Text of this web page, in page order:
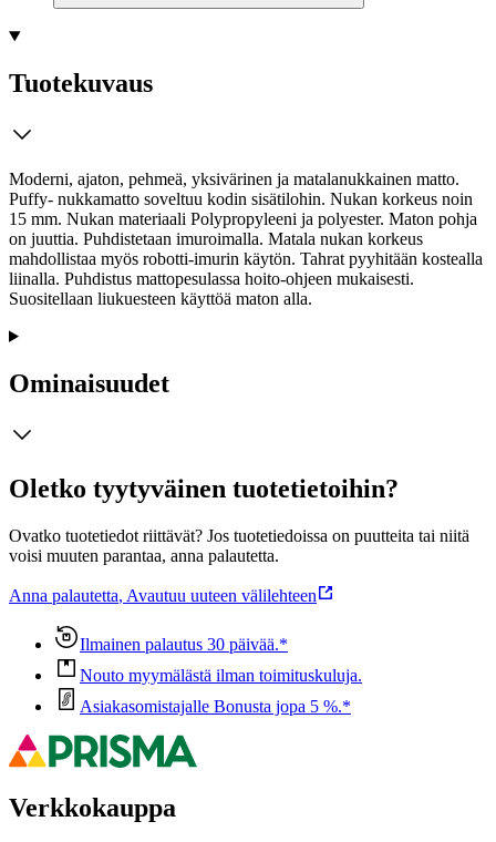
Tuotekuvaus
Moderni, ajaton, pehmeä, yksivärinen ja matalanukkainen matto.
Puffy- nukkamatto soveltuu kodin sisätilohin. Nukan korkeus noin
15 mm. Nukan materiaali Polypropyleeni ja polyester. Maton pohja
on juuttia. Puhdistetaan imuroimalla. Matala nukan korkeus
mahdollistaa myös robotti-imurin käytön. Tahrat pyyhitään kostealla
liinalla. Puhdistus mattopesulassa hoito-ohjeen mukaisesti.
Suositellaan liukuesteen käyttöä maton alla.
Ominaisuudet
Oletko tyytyväinen tuotetietoihin?
Ovatko tuotetiedot riittävät? Jos tuotetiedoissa on puutteita tai niitä
voisi muuten parantaa, anna palautetta.
Anna palautetta, Avautuu uuteen välilehteen
Ilmainen palautus 30 päivää.*
Nouto myymälästä ilman toimituskuluja.
Asiakasomistajalle Bonusta jopa 5 %.*
Verkkokauppa